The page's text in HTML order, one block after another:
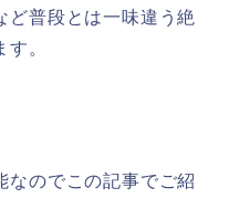
ど普段とは一味違う絶
。
なのでこの記事でご紹